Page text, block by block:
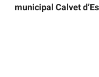
municipal Calvet